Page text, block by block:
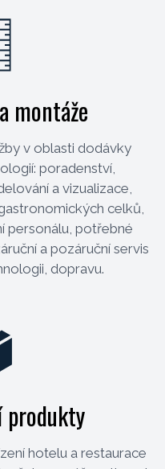
montáže
v oblasti dodávky
poradenství,
a vizualizace,
celků,
personálu, potřebné
a pozáruční servis
dopravu.
produkty
hotelu a restaurace